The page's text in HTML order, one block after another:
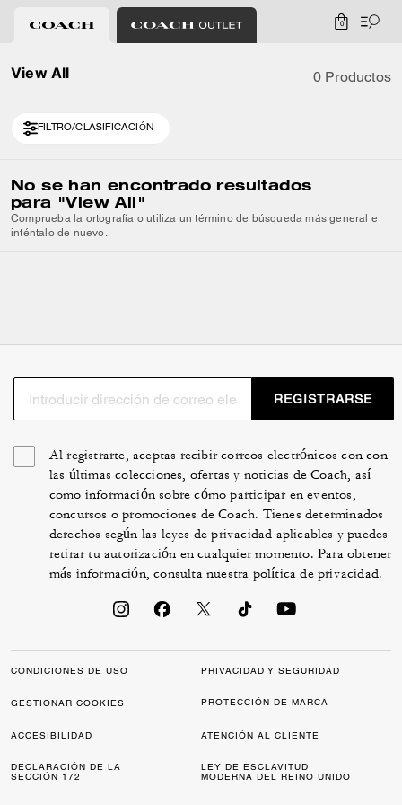
0
View All 0 Productos
FILTRO/CLASIFICACIÓN
No se han encontrado resultados
para "View All"
Comprueba la ortografía o utiliza un término de búsqueda más general e
inténtalo de nuevo.
REGISTRARSE
Al registrarte, aceptas recibir correos electrónicos con con
las últimas colecciones, ofertas y noticias de Coach, así
como información sobre cómo participar en eventos,
concursos o promociones de Coach. Tienes determinados
derechos según las leyes de privacidad aplicables y puedes
retirar tu autorización en cualquier momento. Para obtener
más información, consulta nuestra política de privacidad.
CONDICIONES DE USO PRIVACIDAD Y SEGURIDAD
GESTIONAR COOKIES PROTECCIÓN DE MARCA
ACCESIBILIDAD ATENCIÓN AL CLIENTE
DECLARACIÓN DE LA
SECCIÓN 172
LEY DE ESCLAVITUD
MODERNA DEL REINO UNIDO